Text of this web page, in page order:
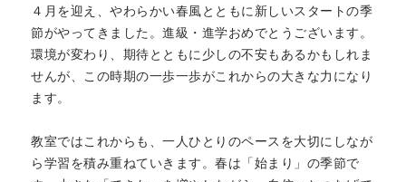
４月を迎え、やわらかい春風とともに新しいスタートの季
節がやってきました。進級・進学おめでとうございます。
環境が変わり、期待とともに少しの不安もあるかもしれま
せんが、この時期の一歩一歩がこれからの大きな力になり
ます。
教室ではこれからも、一人ひとりのペースを大切にしなが
ら学習を積み重ねていきます。春は「始まり」の季節で